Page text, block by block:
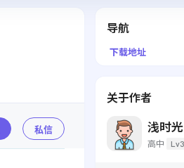
私信
导航
下载地址
关于作者
浅时光
高中 Lv3